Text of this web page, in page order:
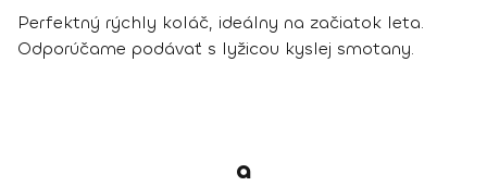
Perfektný rýchly koláč, ideálny na začiatok leta.
Odporúčame podávať s lyžicou kyslej smotany.
a